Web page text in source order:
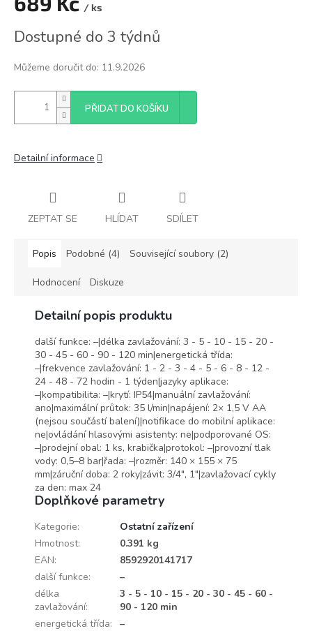
/ ks
cena:
Dostupné do 3 týdnů
Můžeme doručit do: 11.9.2026
PŘIDAT DO KOŠÍKU
Detailní informace
ZEPTAT SE HLÍDAT SDÍLET
Popis Podobné (4) Související soubory (2)
Hodnocení Diskuze
Detailní popis produktu
další funkce: –|délka zavlažování: 3 - 5 - 10 - 15 - 20 -
30 - 45 - 60 - 90 - 120 min|energetická třída:
–|frekvence zavlažování: 1 - 2 - 3 - 4 - 5 - 6 - 8 - 12 -
24 - 48 - 72 hodin - 1 týden|jazyky aplikace:
–|kompatibilita: –|krytí: IP54|manuální zavlažování:
ano|maximální průtok: 35 l/min|napájení: 2× 1,5 V AA
(nejsou součástí balení)|notifikace do mobilní aplikace:
ne|ovládání hlasovými asistenty: ne|podporované OS:
–|prodejní obal: 1 ks, krabička|protokol: –|provozní tlak
vody: 0,5–8 bar|řada: –|rozměr: 140 × 155 × 75
mm|záruční doba: 2 roky|závit: 3/4", 1"|zavlažovací cykly
za den: max 24
Doplňkové parametry
Kategorie:
Ostatní zařízení
Hmotnost:
0.391 kg
EAN:
8592920141717
další funkce:
–
délka
zavlažování:
3 - 5 - 10 - 15 - 20 - 30 - 45 - 60 -
90 - 120 min
energetická třída:
–